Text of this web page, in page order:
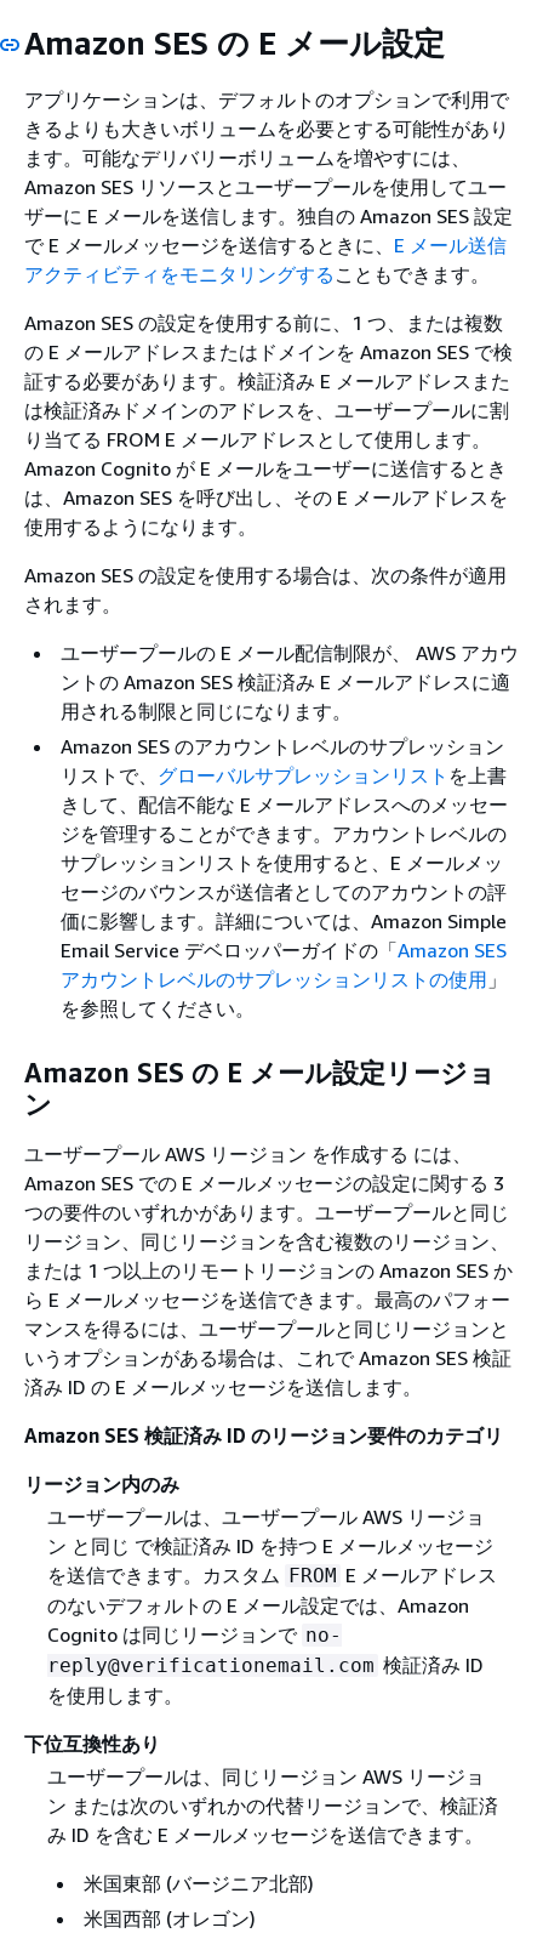
Amazon SES の E メール設定
アプリケーションは、デフォルトのオプションで利用で
きるよりも大きいボリュームを必要とする可能性があり
ます。可能なデリバリーボリュームを増やすには、
Amazon SES リソースとユーザープールを使用してユー
ザーに E メールを送信します。独自の Amazon SES 設定
で E メールメッセージを送信するときに、 E メール送信
アクティビティをモニタリングする こともできます。
Amazon SES の設定を使用する前に、1 つ、または複数
の E メールアドレスまたはドメインを Amazon SES で検
証する必要があります。検証済み E メールアドレスまた
は検証済みドメインのアドレスを、ユーザープールに割
り当てる FROM E メールアドレスとして使用します。
Amazon Cognito が E メールをユーザーに送信するとき
は、Amazon SES を呼び出し、その E メールアドレスを
使用するようになります。
Amazon SES の設定を使用する場合は、次の条件が適用
されます。
ユーザープールの E メール配信制限が、 AWS アカウ
ントの Amazon SES 検証済み E メールアドレスに適
用される制限と同じになります。
Amazon SES のアカウントレベルのサプレッション
リストで、 グローバルサプレッションリスト を上書
きして、配信不能な E メールアドレスへのメッセー
ジを管理することができます。アカウントレベルの
サプレッションリストを使用すると、E メールメッ
セージのバウンスが送信者としてのアカウントの評
価に影響します。詳細については、Amazon Simple
Email Service デベロッパーガイドの「Amazon SES
アカウントレベルのサプレッションリストの使用 」
を参照してください。
Amazon SES の E メール設定リージョ
ン
ユーザープール AWS リージョン を作成する には、
Amazon SES での E メールメッセージの設定に関する 3
つの要件のいずれかがあります。ユーザープールと同じ
リージョン、同じリージョンを含む複数のリージョン、
または 1 つ以上のリモートリージョンの Amazon SES か
ら E メールメッセージを送信できます。最高のパフォー
マンスを得るには、ユーザープールと同じリージョンと
いうオプションがある場合は、これで Amazon SES 検証
済み ID の E メールメッセージを送信します。
Amazon SES 検証済み ID のリージョン要件のカテゴリ
リージョン内のみ
ユーザープールは、ユーザープール AWS リージョ
ン と同じ で検証済み ID を持つ E メールメッセージ
を送信できます。カスタム FROM E メールアドレス
のないデフォルトの E メール設定では、Amazon
Cognito は同じリージョンで no-
reply@verificationemail.com 検証済み ID
を使用します。
下位互換性あり
ユーザープールは、同じリージョン AWS リージョ
ン または次のいずれかの代替リージョンで、検証済
み ID を含む E メールメッセージを送信できます。
米国東部 (バージニア北部)
米国西部 (オレゴン)